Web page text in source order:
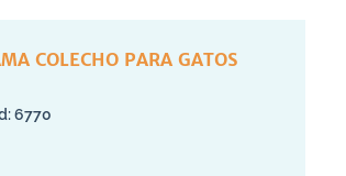
COLECHO PARA GATOS
6770